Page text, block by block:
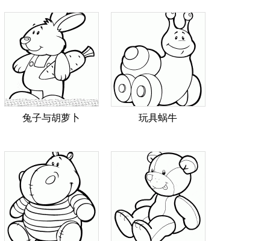
兔子与胡萝卜 玩具蜗牛